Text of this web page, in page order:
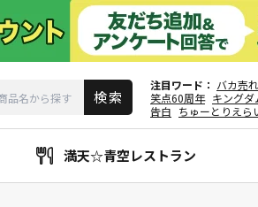
注目ワード バカ売れ
笑点60周年 キングダ
告白 ちゅーとりえら
満天☆青空レストラン